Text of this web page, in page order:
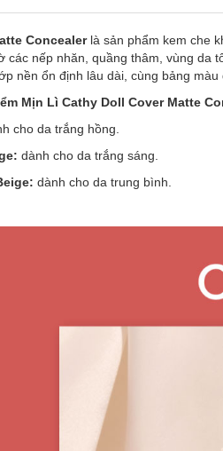
Concealerlà sản phẩm kem che
các nếp nhăn, quầng thâm, vùng da
nền ổn định lâu dài, cùng bảng màu
Mịn Lì Cathy Doll Cover Matte
cho da trắng hồng.
dành cho da trắng sáng.
dành cho da trung bình.